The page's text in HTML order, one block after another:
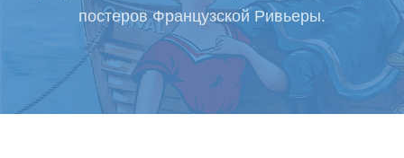
постеров Французской Ривьеры.